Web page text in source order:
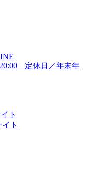
定休日／年末年
ト
ト